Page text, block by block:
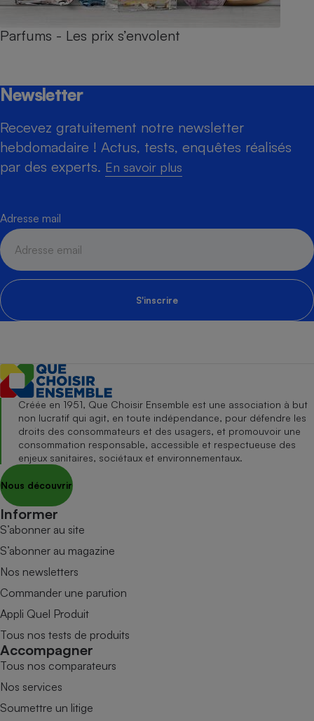
Parfums - Les prix s’envolent
Newsletter
Recevez gratuitement notre newsletter
hebdomadaire ! Actus, tests, enquêtes réalisés
par des experts. En savoir plus
Adresse mail
S'inscrire
Créée en 1951, Que Choisir Ensemble est une association à but
non lucratif qui agit, en toute indépendance, pour défendre les
droits des consommateurs et des usagers, et promouvoir une
consommation responsable, accessible et respectueuse des
enjeux sanitaires, sociétaux et environnementaux.
Nous découvrir
Informer
S’abonner au site
S’abonner au magazine
Nos newsletters
Commander une parution
Appli Quel Produit
Tous nos tests de produits
Accompagner
Tous nos comparateurs
Nos services
Soumettre un litige